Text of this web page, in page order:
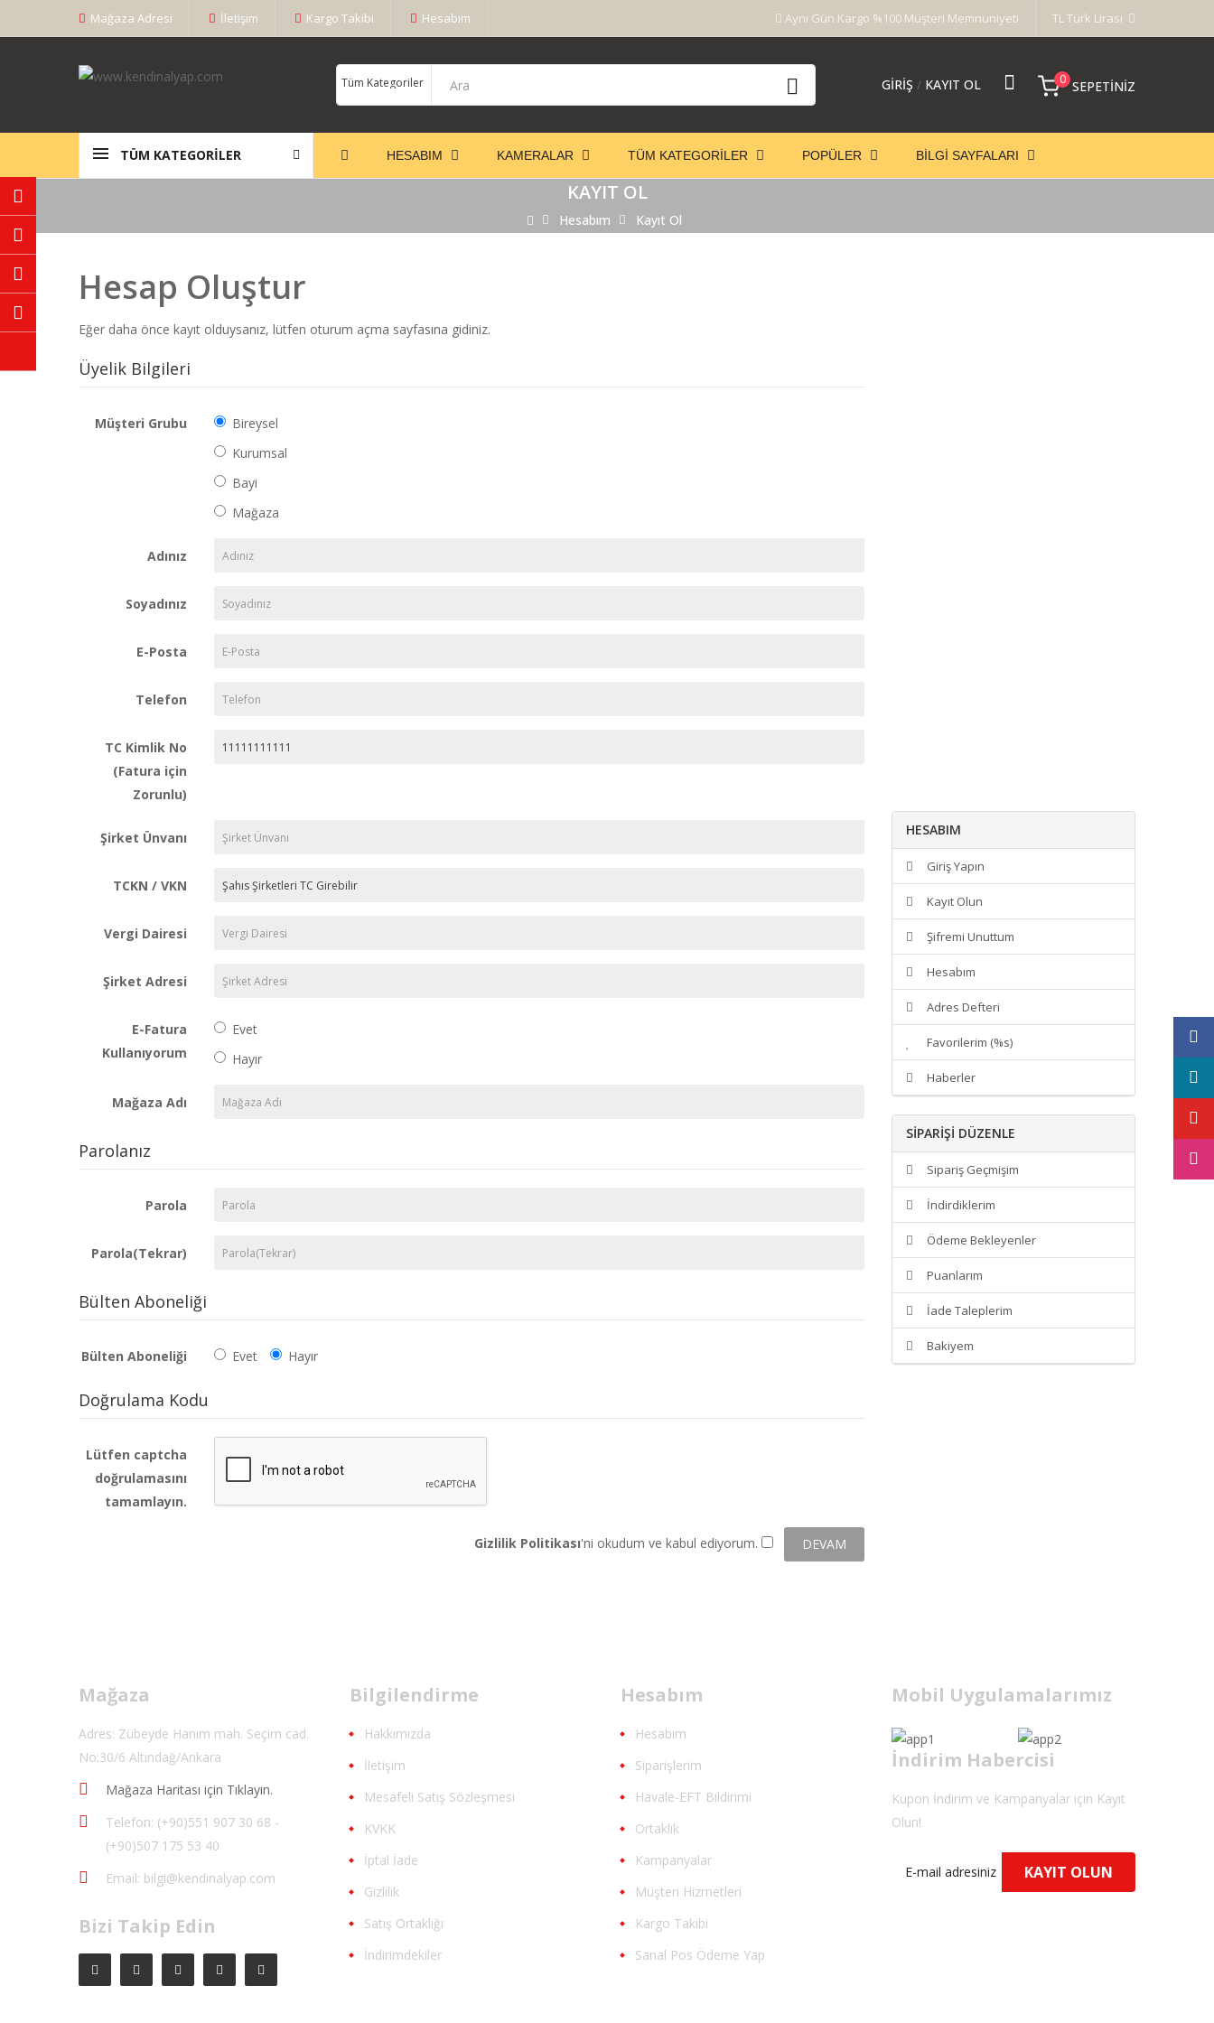
Mağaza Adresi İletişim Kargo Takibi Hesabım Aynı Gün Kargo %100 Müşteri Memnuniyeti
SEPETINIZ
0
GIRIŞ / KAYIT OL
TÜM KATEGORILER HESABIM KAMERALAR TÜM KATEGORILER POPÜLER BILGI SAYFALARI
KAYIT OL
Hesabım Kayıt Ol
Hesap Oluştur
Eğer daha önce kayıt olduysanız, lütfen oturum açma sayfasına gidiniz.
Üyelik Bilgileri
Müşteri Grubu
Bireysel
Kurumsal
Bayi
Mağaza
Adınız
Soyadınız
E-Posta
Telefon
TC Kimlik No
(Fatura için
Zorunlu)
Şirket Ünvanı
TCKN / VKN
Vergi Dairesi
Şirket Adresi
E-Fatura
Kullanıyorum
Evet
Hayır
Mağaza Adı
Parolanız
Parola
Parola(Tekrar)
Bülten Aboneliği
Bülten Aboneliği Evet Hayır
Doğrulama Kodu
Lütfen captcha
doğrulamasını
tamamlayın.
Gizlilik Politikası'ni okudum ve kabul ediyorum.
HESABIM
Giriş Yapın
Kayıt Olun
Şifremi Unuttum
Hesabım
Adres Defteri
Favorilerim (%s)
Haberler
SIPARIŞI DÜZENLE
Sipariş Geçmişim
İndirdiklerim
Ödeme Bekleyenler
Puanlarım
İade Taleplerim
Bakiyem
Mağaza
Adres: Zübeyde Hanım mah. Seçim cad.
No:30/6 Altındağ/Ankara
Mağaza Haritası için Tıklayın.
Telefon: (+90)551 907 30 68 -
(+90)507 175 53 40
Email: bilgi@kendinalyap.com
Bizi Takip Edin
Bilgilendirme
Hakkımızda
İletişim
Mesafeli Satış Sözleşmesi
KVKK
İptal İade
Gizlilik
Satış Ortaklığı
İndirimdekiler
Hesabım
Hesabım
Siparişlerim
Havale-EFT Bildirimi
Ortaklık
Kampanyalar
Müşteri Hizmetleri
Kargo Takibi
Sanal Pos Ödeme Yap
Mobil Uygulamalarımız
İndirim Habercisi
Kupon İndirim ve Kampanyalar için Kayıt
Olun!
KAYIT OLUN